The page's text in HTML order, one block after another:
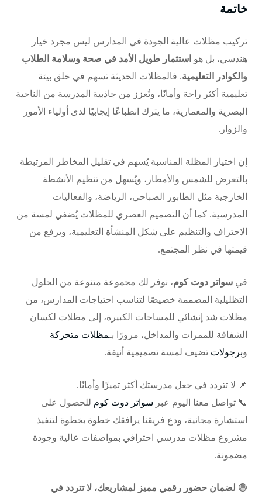
خاتمة
تركيب مظلات عالية الجودة في المدارس ليس مجرد خيار
هندسي، بل هو استثمار طويل الأمد في صحة وسلامة الطلاب
والكوادر التعليمية. فالمظلات الحديثة تسهم في خلق بيئة
تعليمية أكثر راحة وأمانًا، وتُعزز من جاذبية المدرسة من الناحية
البصرية والمعمارية، ما يترك انطباعًا إيجابيًا لدى أولياء الأمور
والزوار.
إن اختيار المظلة المناسبة يُسهم في تقليل المخاطر المرتبطة
بالتعرض للشمس والأمطار، ويُسهل من تنظيم الأنشطة
الخارجية مثل الطابور الصباحي، الرياضة، والفعاليات
المدرسية. كما أن التصميم العصري للمظلات يُضفي لمسة من
الاحتراف والتنظيم على شكل المنشأة التعليمية، ويرفع من
قيمتها في نظر المجتمع.
في سواتر دوت كوم، نوفر لك مجموعة متنوعة من الحلول
التظليلية المصممة خصيصًا لتناسب احتياجات المدارس، من
مظلات شد إنشائي للمساحات الكبيرة، إلى مظلات لكسان
الشفافة للممرات والمداخل، مرورًا بـمظلات متحركة
وبرجولات تضيف لمسة تصميمية أنيقة.
📌 لا تتردد في جعل مدرستك أكثر تميزًا وأمانًا.
📞 تواصل معنا اليوم عبر سواتر دوت كوم للحصول على
استشارة مجانية، ودع فريقنا يرافقك خطوة بخطوة لتنفيذ
مشروع مظلات مدرسي احترافي بمواصفات عالية وجودة
مضمونة.
🟢 لضمان حضور رقمي مميز لمشاريعك، لا تتردد في